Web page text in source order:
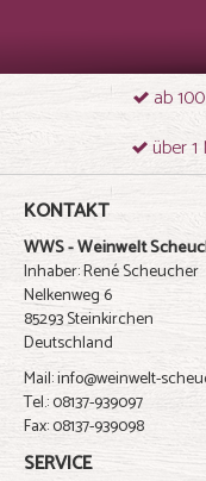
ab
über
KONTAKT
WWS - Weinwelt
Inhaber: René Scheucher
Nelkenweg 6
85293 Steinkirchen
Deutschland
Mail: info@weinwelt-
Tel.: 08137-939097
Fax: 08137-939098
SERVICE